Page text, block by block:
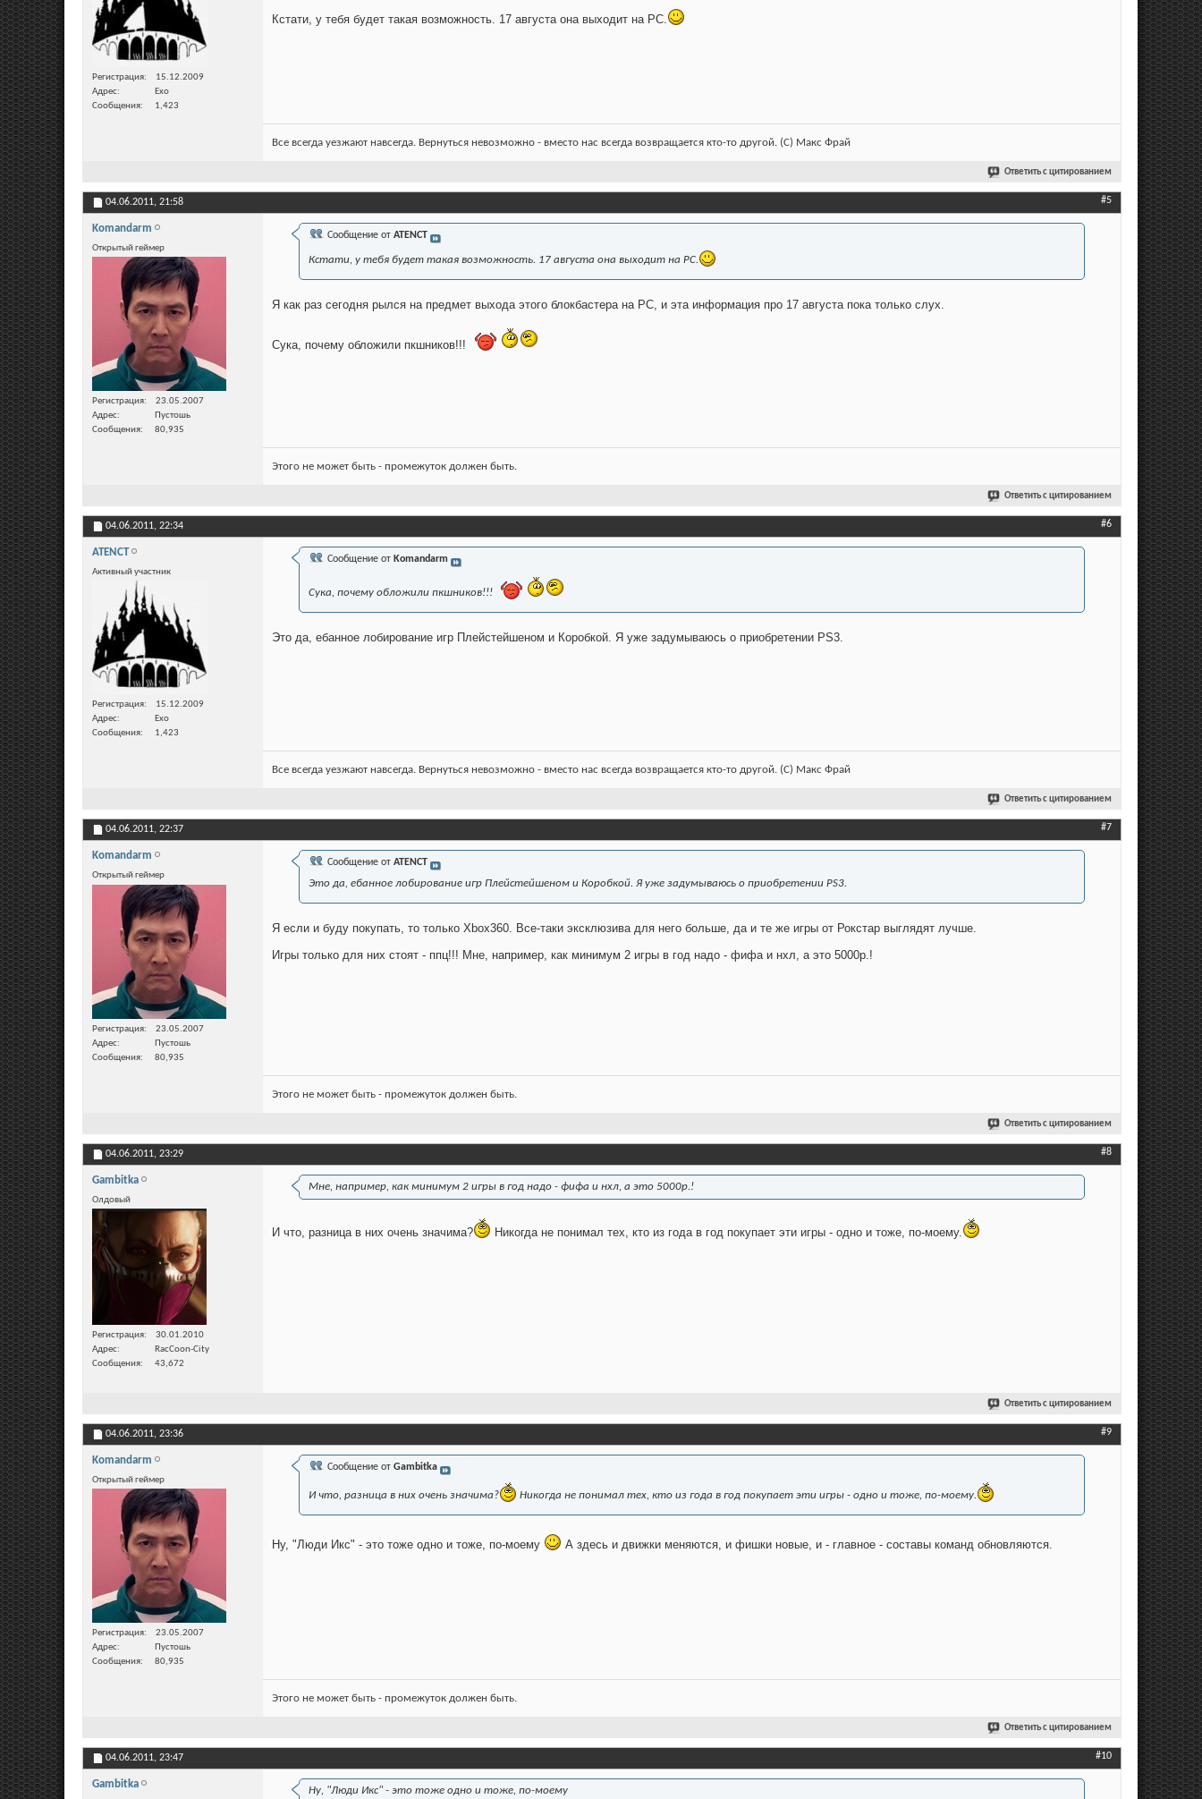
Регистрация
15.12.2009
Адрес
Ехо
Сообщения
1,423
Кстати, у тебя будет такая возможность. 17 августа она выходит на PC.
Все всегда уезжают навсегда. Вернуться невозможно - вместо нас всегда возвращается кто-то другой. (С) Макс Фрай
Ответить с цитированием
04.06.2011, 21:58 #5
Komandarm
Открытый геймер
Регистрация
23.05.2007
Адрес
Пустошь
Сообщения
80,935
Сообщение от ATENCT
Кстати, у тебя будет такая возможность. 17 августа она выходит на PC.
Я как раз сегодня рылся на предмет выхода этого блокбастера на PC, и эта информация про 17 августа пока только слух.
Сука, почему обложили пкшников!!!
Этого не может быть - промежуток должен быть.
Ответить с цитированием
04.06.2011, 22:34 #6
ATENCT
Активный участник
Регистрация
15.12.2009
Адрес
Ехо
Сообщения
1,423
Сообщение от Komandarm
Сука, почему обложили пкшников!!!
Это да, ебанное лобирование игр Плейстейшеном и Коробкой. Я уже задумываюсь о приобретении PS3.
Все всегда уезжают навсегда. Вернуться невозможно - вместо нас всегда возвращается кто-то другой. (С) Макс Фрай
Ответить с цитированием
04.06.2011, 22:37 #7
Komandarm
Открытый геймер
Регистрация
23.05.2007
Адрес
Пустошь
Сообщения
80,935
Сообщение от ATENCT
Это да, ебанное лобирование игр Плейстейшеном и Коробкой. Я уже задумываюсь о приобретении PS3.
Я если и буду покупать, то только Xbox360. Все-таки эксклюзива для него больше, да и те же игры от Рокстар выглядят лучше.
Игры только для них стоят - ппц!!! Мне, например, как минимум 2 игры в год надо - фифа и нхл, а это 5000р.!
Этого не может быть - промежуток должен быть.
Ответить с цитированием
04.06.2011, 23:29 #8
Gambitka
Олдовый
Регистрация
30.01.2010
Адрес
RacCoon-City
Сообщения
43,672
Мне, например, как минимум 2 игры в год надо - фифа и нхл, а это 5000р.!
И что, разница в них очень значима? Никогда не понимал тех, кто из года в год покупает эти игры - одно и тоже, по-моему.
Ответить с цитированием
04.06.2011, 23:36 #9
Komandarm
Открытый геймер
Регистрация
23.05.2007
Адрес
Пустошь
Сообщения
80,935
Сообщение от Gambitka
И что, разница в них очень значима? Никогда не понимал тех, кто из года в год покупает эти игры - одно и тоже, по-моему.
Ну, "Люди Икс" - это тоже одно и тоже, по-моему А здесь и движки меняются, и фишки новые, и - главное - составы команд обновляются.
Этого не может быть - промежуток должен быть.
Ответить с цитированием
04.06.2011, 23:47 #10
Gambitka
Ну, "Люди Икс" - это тоже одно и тоже, по-моему